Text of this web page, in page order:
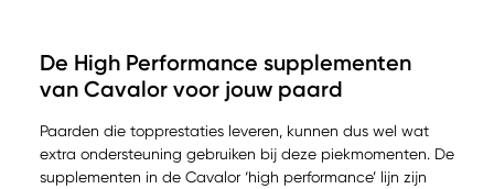
De High Performance supplementen
van Cavalor voor jouw paard
Paarden die topprestaties leveren, kunnen dus wel wat
extra ondersteuning gebruiken bij deze piekmomenten. De
supplementen in de Cavalor ‘high performance’ lijn zijn